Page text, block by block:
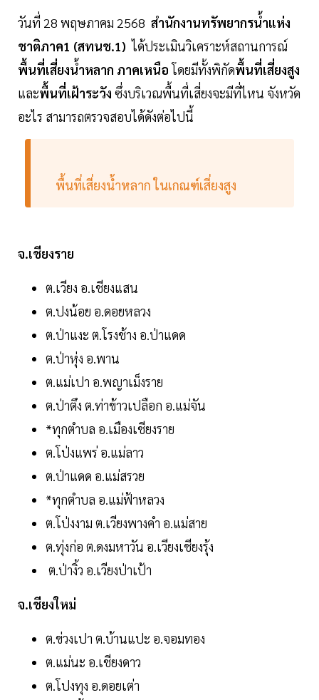
วันที่ 28 พฤษภาคม 2568 สำนักงานทรัพยากรน้ำแห่ง
ชาติภาค1 (สทนช.1) ได้ประเมินวิเคราะห์สถานการณ์
พื้นที่เสี่ยงน้ำหลาก ภาคเหนือโดยมีทั้งพิกัดพื้นที่เสี่ยงสูง
และพื้นที่เฝ้าระวัง ซึ่งบริเวณพื้นที่เสี่ยงจะมีที่ไหน จังหวัด
อะไร สามารถตรวจสอบได้ดังต่อไปนี้
พื้นที่เสี่ยงน้ำหลาก ในเกณฑ์เสี่ยงสูง
จ.เชียงราย
ต.เวียง อ.เชียงแสน
ต.ปงน้อย อ.ดอยหลวง
ต.ป่าแงะ ต.โรงช้าง อ.ป่าแดด
ต.ป่าหุ่ง อ.พาน
ต.แม่เปา อ.พญาเม็งราย
ต.ป่าตึง ต.ท่าข้าวเปลือก อ.แม่จัน
*ทุกตำบล อ.เมืองเชียงราย
ต.โป่งแพร่ อ.แม่ลาว
ต.ป่าแดด อ.แม่สรวย
*ทุกตำบล อ.แม่ฟ้าหลวง
ต.โป่งงาม ต.เวียงพางคำ อ.แม่สาย
ต.ทุ่งก่อ ต.ดงมหาวัน อ.เวียงเชียงรุ้ง
ต.ป่างิ้ว อ.เวียงป่าเป้า
จ.เชียงใหม่
ต.ข่วงเปา ต.บ้านแปะ อ.จอมทอง
ต.แม่นะ อ.เชียงดาว
ต.โปงทุง อ.ดอยเต่า